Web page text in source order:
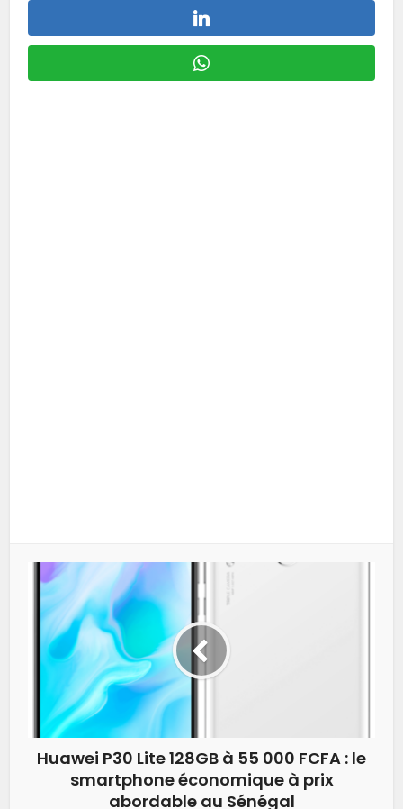
Huawei P30 Lite 128GB à 55 000 FCFA : le
smartphone économique à prix
abordable au Sénégal